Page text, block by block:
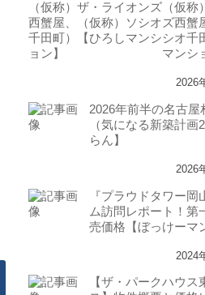
（仮
ズ西蟹
シオ千
マンシ
2026
2026年前半の名古屋
（気になる新築計画
らん】
2026
『プラウドタワー岡
ム訪問レポート！第
売価格【ぼっけーマ
2024
【ザ・パークハウス